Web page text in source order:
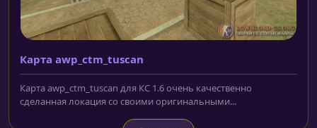
Карта awp_ctm_tuscan
Карта awp_ctm_tuscan для КС 1.6 очень качественно
сделанная локация со своими оригинальными...